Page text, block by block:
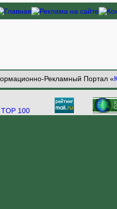
Рекламный Портал «